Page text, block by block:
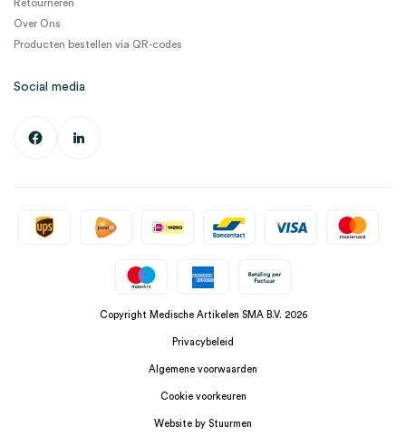
Retourneren
Over Ons
Producten bestellen via QR-codes
Social media
Copyright Medische Artikelen SMA B.V. 2026
Privacybeleid
Algemene voorwaarden
Cookie voorkeuren
Website by Stuurmen